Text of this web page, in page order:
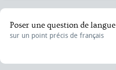
Poser une question de langue
sur un point précis de français